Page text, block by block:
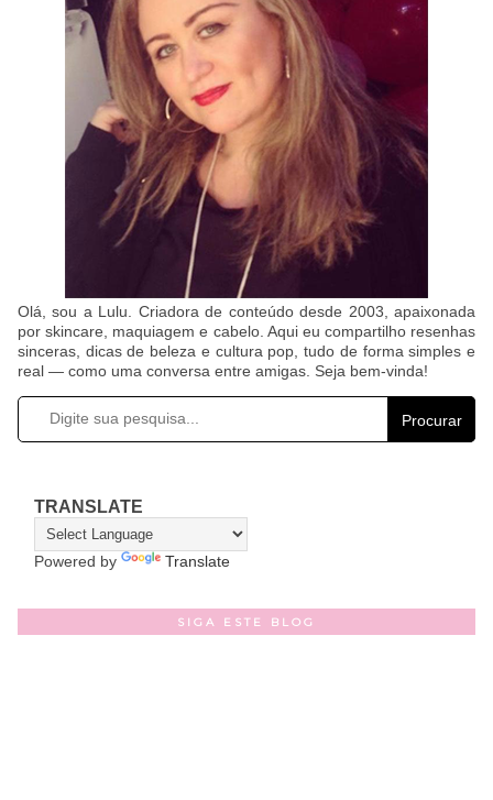
Olá, sou a Lulu. Criadora de conteúdo desde 2003, apaixonada
por skincare, maquiagem e cabelo. Aqui eu compartilho resenhas
sinceras, dicas de beleza e cultura pop, tudo de forma simples e
real — como uma conversa entre amigas. Seja bem-vinda!
Procurar
TRANSLATE
Powered by Translate
SIGA ESTE BLOG